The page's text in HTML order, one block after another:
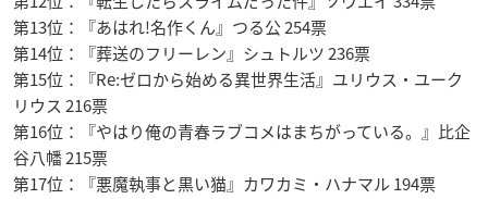
第13位：『あはれ!名作くん』つる公 254票
第14位：『葬送のフリーレン』シュトルツ 236票
第15位：『Re:ゼロから始める異世界生活』ユリウス・ユーク
リウス 216票
第16位：『やはり俺の青春ラブコメはまちがっている。』比企
谷八幡 215票
第17位：『悪魔執事と黒い猫』カワカミ・ハナマル 194票